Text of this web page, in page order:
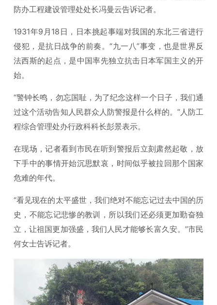
防办工程建设管理处处长冯曼云告诉记者。
1931年9月18日，日本挑起事端对我国的东北三省进行
侵犯，是抗日战争的前奏。“九一八”事变，也是世界反
法西斯的起点，是中国率先独立抗击日本军国主义的开
始。
“警钟长鸣，勿忘国耻，为了纪念这样一个日子，我们通
过这个活动告知人民群众人防警报是什么样的。”人防工
程综合管理处办行政科科长彭景表示。
在现场，记者看到市民在听到警报后立刻肃然起敬，放
下手中的事情开始沉思默哀，时间似乎被拉回那个国家
危难的年代。
“看见现在的太平盛世，我们绝对不能忘记过去中国的历
史，不能忘记悲惨的教训，所以我们还必须更加勤奋独
立，让祖国更加强盛，我们人民才能够长富久安。”市民
何女士告诉记者。